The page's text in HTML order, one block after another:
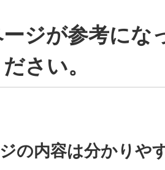
ジが参考にな
さい。
の内容は分かりや